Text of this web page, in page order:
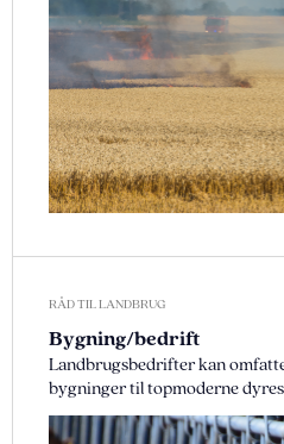
RÅD TIL LANDBRUG
Bygning/bedrift
Landbrugsbedrifter kan
bygninger til topmoderne